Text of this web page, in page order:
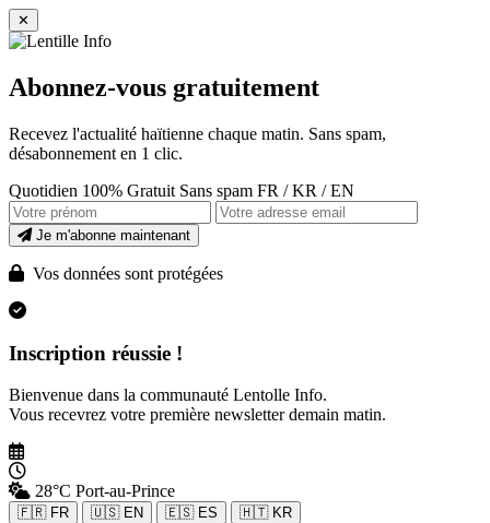
✕
Abonnez-vous gratuitement
Recevez l'actualité haïtienne chaque matin. Sans spam,
désabonnement en 1 clic.
Quotidien 100% Gratuit Sans spam FR / KR / EN
Je m'abonne maintenant
Vos données sont protégées
Inscription réussie !
Bienvenue dans la communauté Lentolle Info.
Vous recevrez votre première newsletter demain matin.
28°C Port-au-Prince
🇫🇷 FR 🇺🇸 EN 🇪🇸 ES 🇭🇹 KR